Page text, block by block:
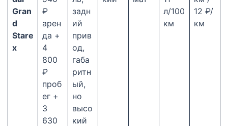
Gran
d
Stare
x
₽
арен
да +
4
800
₽
проб
ег +
3
630
задн
ий
прив
од,
габа
ритн
ый,
но
высо
кий
л/100
км
12 ₽/
км